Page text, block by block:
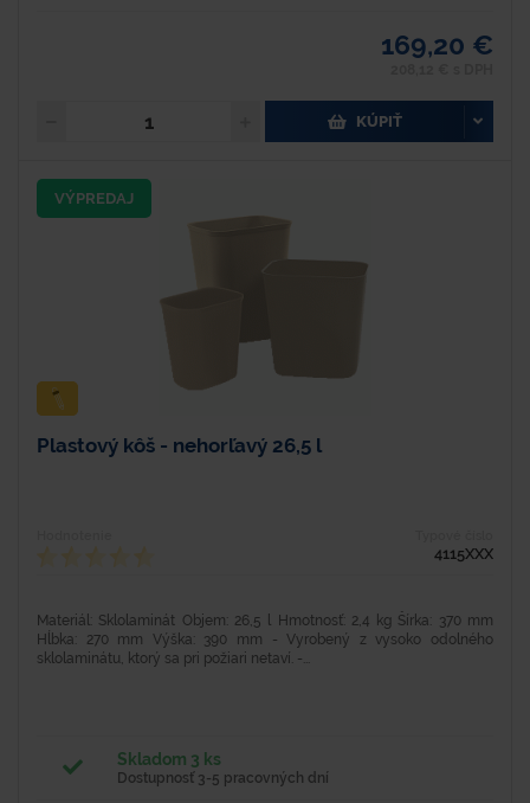
169,20 €
KÚPIŤ
VÝPREDAJ
Plastový kôš - nehorľavý 26,5 l
4115XXX
Materiál: Sklolaminát Objem: 26,5 l Hmotnosť: 2,4 kg Šírka: 370 mm
Hĺbka: 270 mm Výška: 390 mm - Vyrobený z vysoko odolného
sklolaminátu, ktorý sa pri požiari netaví. -...
Skladom 3 ks
Dostupnosť 3-5 pracovných dní